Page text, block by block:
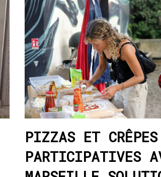
PIZZAS ET CRÊPES
PARTICIPATIVES